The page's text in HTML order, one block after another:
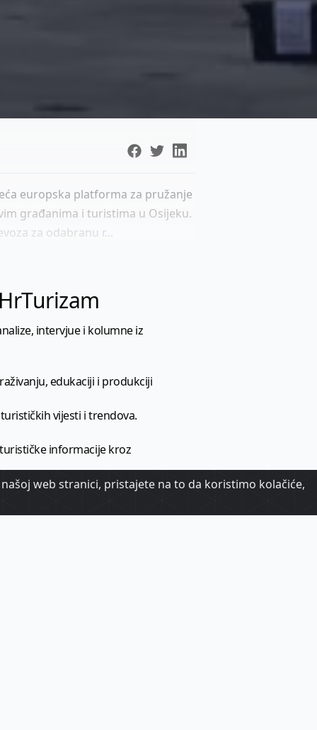
europska platforma za pružanje
građanima i turistima u Osijeku.
za odabranu r...
intervjue i kolumne iz
edukaciji i produkciji
vijesti i trendova.
informacije kroz
web stranici, pristajete na to da koristimo kolačiće,